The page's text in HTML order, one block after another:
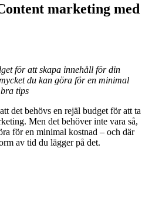
marketing med
för att skapa innehåll för din
du kan göra för en minimal
tips
det behövs en rejäl budget för att ta
Men det behöver inte vara så,
för en minimal kostnad – och där
av tid du lägger på det.